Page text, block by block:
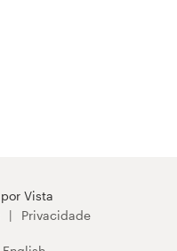
por Vista
Privacidade